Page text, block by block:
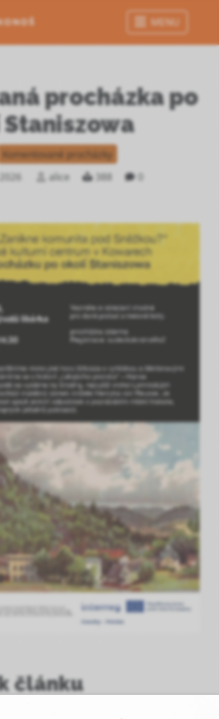
MENU
procházka po
Komentované procházky
alice 388
článku